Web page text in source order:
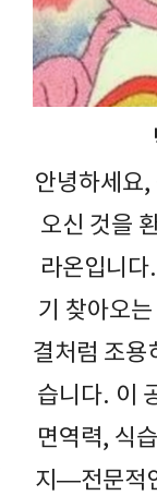
안녕하세요,
오신 것을
라온입니
기 찾아오
결처럼 조용
습니다. 이
면역력, 식
지—전문적